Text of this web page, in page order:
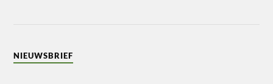
NIEUWSBRIEF